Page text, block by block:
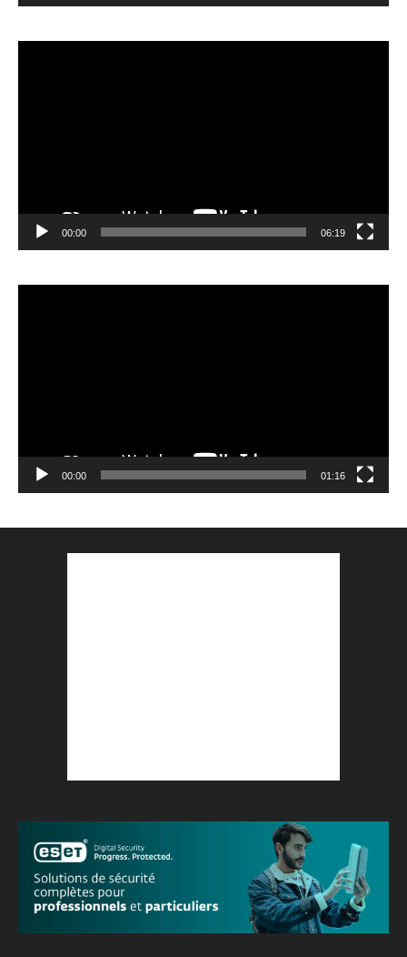
00:00 06:19
00:00 01:16